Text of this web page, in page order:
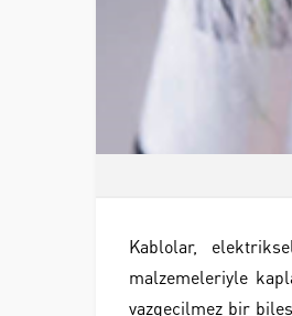
Kablolar,
malzemeleriyle
vazgeçilmez bir